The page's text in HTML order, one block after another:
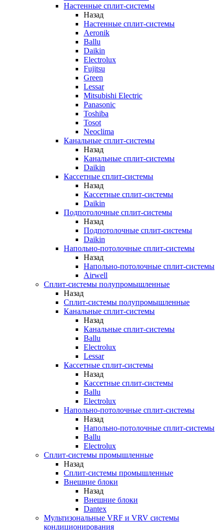
Настенные сплит-системы
Назад
Настенные сплит-системы
Aeronik
Ballu
Daikin
Electrolux
Fujitsu
Green
Lessar
Mitsubishi Electric
Panasonic
Toshiba
Tosot
Neoclima
Канальные сплит-системы
Назад
Канальные сплит-системы
Daikin
Кассетные сплит-системы
Назад
Кассетные сплит-системы
Daikin
Подпотолочные сплит-системы
Назад
Подпотолочные сплит-системы
Daikin
Напольно-потолочные сплит-системы
Назад
Напольно-потолочные сплит-системы
Airwell
Сплит-системы полупромышленные
Назад
Сплит-системы полупромышленные
Канальные сплит-системы
Назад
Канальные сплит-системы
Ballu
Electrolux
Lessar
Кассетные сплит-системы
Назад
Кассетные сплит-системы
Ballu
Electrolux
Напольно-потолочные сплит-системы
Назад
Напольно-потолочные сплит-системы
Ballu
Electrolux
Сплит-системы промышленные
Назад
Сплит-системы промышленные
Внешние блоки
Назад
Внешние блоки
Dantex
Мультизональные VRF и VRV системы
кондиционирования